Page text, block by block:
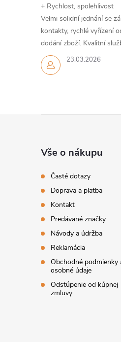
23.03.2026
+ Rychlost, spolehlivost
Velmi solidní jednání se
kontakty, rychlé vyřízení
dodání zboží. Kvalitní
Vše o nákupu
Časté dotazy
Doprava a platba
Kontakt
Predávané značky
Návody a údržba
Reklamácia
Obchodné podmienky
osobné údaje
Odstúpenie od kúpnej
zmluvy